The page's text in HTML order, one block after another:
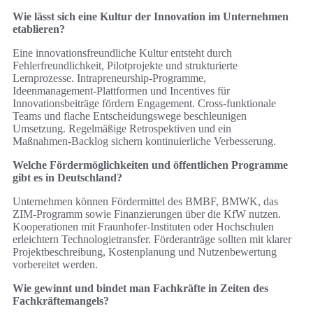
Wie lässt sich eine Kultur der Innovation im Unternehmen
etablieren?
Eine innovationsfreundliche Kultur entsteht durch
Fehlerfreundlichkeit, Pilotprojekte und strukturierte
Lernprozesse. Intrapreneurship‑Programme,
Ideenmanagement‑Plattformen und Incentives für
Innovationsbeiträge fördern Engagement. Cross‑funktionale
Teams und flache Entscheidungswege beschleunigen
Umsetzung. Regelmäßige Retrospektiven und ein
Maßnahmen‑Backlog sichern kontinuierliche Verbesserung.
Welche Fördermöglichkeiten und öffentlichen Programme
gibt es in Deutschland?
Unternehmen können Fördermittel des BMBF, BMWK, das
ZIM‑Programm sowie Finanzierungen über die KfW nutzen.
Kooperationen mit Fraunhofer‑Instituten oder Hochschulen
erleichtern Technologietransfer. Förderanträge sollten mit klarer
Projektbeschreibung, Kostenplanung und Nutzenbewertung
vorbereitet werden.
Wie gewinnt und bindet man Fachkräfte in Zeiten des
Fachkräftemangels?